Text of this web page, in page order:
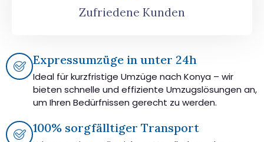
Zufriedene Kunden
Expressumzüge in unter 24h
Ideal für kurzfristige Umzüge nach Konya – wir
bieten schnelle und effiziente Umzugslösungen an,
um Ihren Bedürfnissen gerecht zu werden.
100% sorgfälltiger Transport